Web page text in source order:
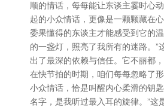
顺的情话，每每能让东谈主霎时心
起的小众情话，更像是一颗颗藏在
委果懂得的东谈主才能感受到它的
的一盏灯，照亮了我所有的迷路。”
出了最深的依赖与信任。它不丽都，
在快节拍的时期，咱们每每忽略了
小众情话，恰是叫醒内心柔滑的钥
名字，是我听过最入耳的旋律。”这